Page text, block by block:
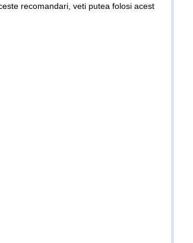
recomandari, veti putea folosi acest